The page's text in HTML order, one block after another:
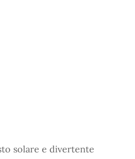
solare e divertente